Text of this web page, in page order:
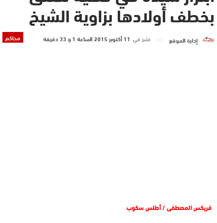
بخطف أولادها بزاوية الشيخ
محاكم إدارة الموقع نشر في 11 أكتوبر 2015 الساعة 1 و 33 دقيقة
فريكس المصطفى / أطلس سكوب